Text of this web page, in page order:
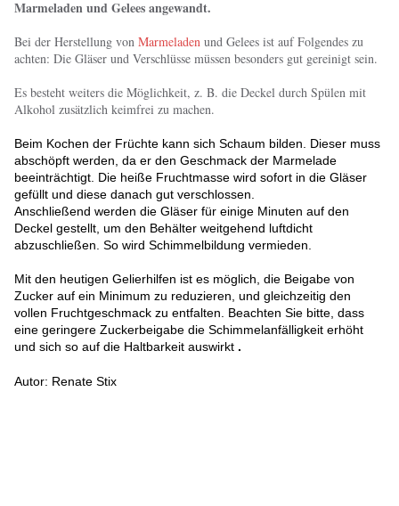
Marmeladen und Gelees angewandt.
Bei der Herstellung von Marmeladen und Gelees ist auf Folgendes zu
achten: Die Gläser und Verschlüsse müssen besonders gut gereinigt sein.
Es besteht weiters die Möglichkeit, z. B. die Deckel durch Spülen mit
Alkohol zusätzlich keimfrei zu machen.
Beim Kochen der Früchte kann sich Schaum bilden. Dieser muss
abschöpft werden, da er den Geschmack der Marmelade
beeinträchtigt. Die heiße Fruchtmasse wird sofort in die Gläser
gefüllt und diese danach gut verschlossen.
Anschließend werden die Gläser für einige Minuten auf den
Deckel gestellt, um den Behälter weitgehend luftdicht
abzuschließen. So wird Schimmelbildung vermieden.
Mit den heutigen Gelierhilfen ist es möglich, die Beigabe von
Zucker auf ein Minimum zu reduzieren, und gleichzeitig den
vollen Fruchtgeschmack zu entfalten. Beachten Sie bitte, dass
eine geringere Zuckerbeigabe die Schimmelanfälligkeit erhöht
und sich so auf die Haltbarkeit auswirkt .
Autor: Renate Stix